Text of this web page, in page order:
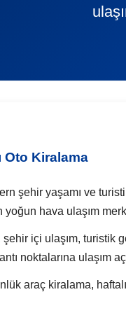
Oto Kiralama
şehir yaşamı ve
yoğun hava ulaşım
içi ulaşım,
noktalarına ulaşım
araç kiralama,